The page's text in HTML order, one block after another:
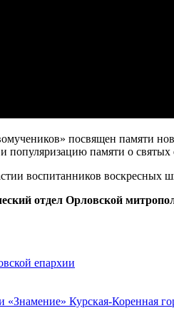
посвящен памяти
популяризацию памяти о
воспитанников
отдел Орловской
епархии
Курская-Коренная